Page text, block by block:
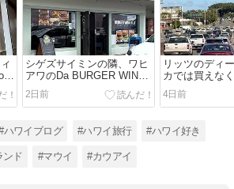
い
シゲズサイミンの隣、ワヒ
アワのDa BURGER WING
HUBの絶品クラフトバーガ
ー！目の前でかけてくれる
熱々チーズソースがたまら
ない・・・
2日前
リッツのディ
カでは買えな
Uber Factory
ルトを本店ま
した。ノース
う途中にぜひ
てね。
4日前
ハワイブログ #ハワイ旅行 #ハワイ好き
ンド #マウイ #カウアイ